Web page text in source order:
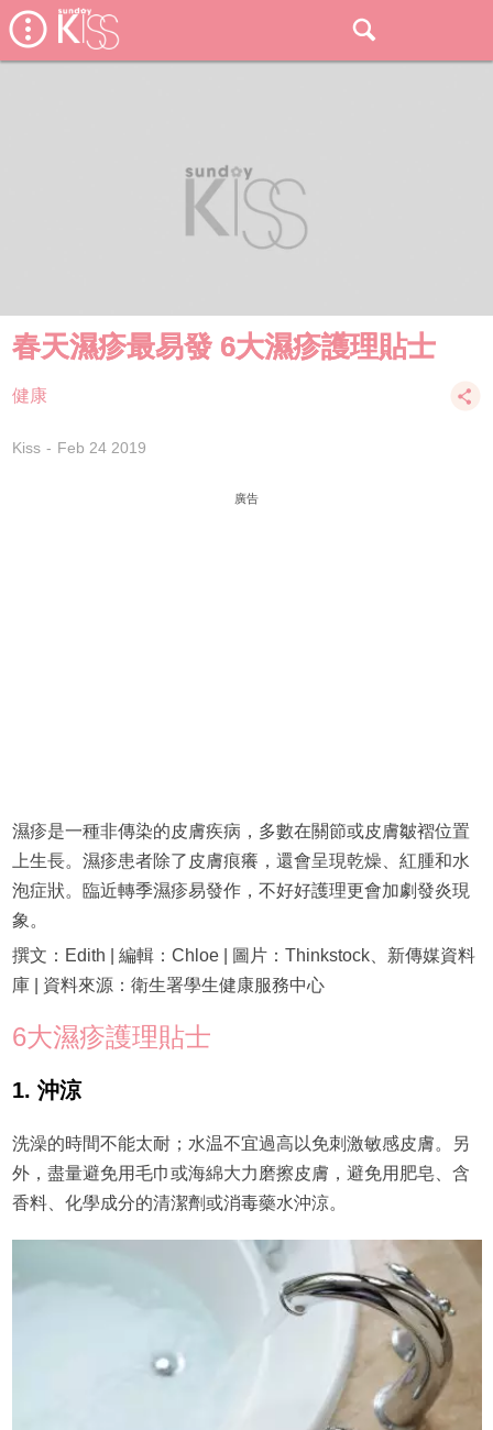
春天濕疹最易發 6大濕疹護理貼士
健康
Kiss Feb 24 2019
廣告
濕疹是一種非傳染的皮膚疾病，多數在關節或皮膚皺褶位置
上生長。濕疹患者除了皮膚痕癢，還會呈現乾燥、紅腫和水
泡症狀。臨近轉季濕疹易發作，不好好護理更會加劇發炎現
象。
撰文：Edith | 編輯：Chloe | 圖片：Thinkstock、新傳媒資料
庫 | 資料來源：衛生署學生健康服務中心
6大濕疹護理貼士
1. 沖涼
洗澡的時間不能太耐；水温不宜過高以免刺激敏感皮膚。另
外，盡量避免用毛巾或海綿大力磨擦皮膚，避免用肥皂、含
香料、化學成分的清潔劑或消毒藥水沖涼。